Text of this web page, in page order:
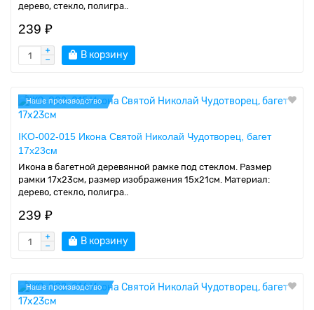
дерево, стекло, полигра..
239 ₽
В корзину
Наше производство
IKO-002-015 Икона Святой Николай Чудотворец, багет
17х23см
Икона в багетной деревянной рамке под стеклом. Размер
рамки 17x23см, размер изображения 15x21см. Материал:
дерево, стекло, полигра..
239 ₽
В корзину
Наше производство